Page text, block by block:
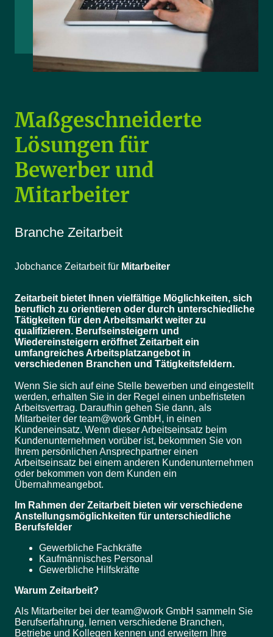
Maßgeschneiderte
Lösungen für
Bewerber und
Mitarbeiter
Branche Zeitarbeit
Jobchance Zeitarbeit für Mitarbeiter
Zeitarbeit bietet Ihnen vielfältige Möglichkeiten, sich
beruflich zu orientieren oder durch unterschiedliche
Tätigkeiten für den Arbeitsmarkt weiter zu
qualifizieren. Berufseinsteigern und
Wiedereinsteigern eröffnet Zeitarbeit ein
umfangreiches Arbeitsplatzangebot in
verschiedenen Branchen und Tätigkeitsfeldern.
Wenn Sie sich auf eine Stelle bewerben und eingestellt
werden, erhalten Sie in der Regel einen unbefristeten
Arbeitsvertrag. Daraufhin gehen Sie dann, als
Mitarbeiter der team@work GmbH, in einen
Kundeneinsatz. Wenn dieser Arbeitseinsatz beim
Kundenunternehmen vorüber ist, bekommen Sie von
Ihrem persönlichen Ansprechpartner einen
Arbeitseinsatz bei einem anderen Kundenunternehmen
oder bekommen von dem Kunden ein
Übernahmeangebot.
Im Rahmen der Zeitarbeit bieten wir verschiedene
Anstellungsmöglichkeiten für unterschiedliche
Berufsfelder
Gewerbliche Fachkräfte
Kaufmännisches Personal
Gewerbliche Hilfskräfte
Warum Zeitarbeit?
Als Mitarbeiter bei der team@work GmbH sammeln Sie
Berufserfahrung, lernen verschiedene Branchen,
Betriebe und Kollegen kennen und erweitern Ihre